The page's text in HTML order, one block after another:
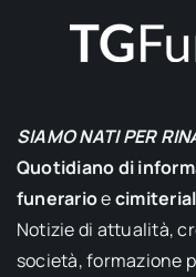
SIAMO NATI PER
Quotidiano di
funerarioe
Notizie di attualità,
società, formazione